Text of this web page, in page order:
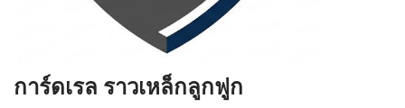
การ์ดเรล ราวเหล็กลูกฟูก